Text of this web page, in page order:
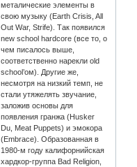
металические элементы в
свою музыку (Earth Crisis, All
Out War, Strife). Так появился
new school hardcore (все то, о
чем писалось выше,
соответственно нарекли old
school’ом). Другие же,
несмотря на низкий темп, не
стали утяжелять звучание,
заложив основы для
появления гранжа (Husker
Du, Meat Puppets) и эмокора
(Embrace). Образованная в
1980-м году калифорнийская
хардкор-группа Bad Religion,